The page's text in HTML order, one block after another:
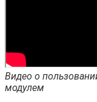
Видео о
модулем